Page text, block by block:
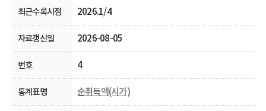
2026.1/4
2026-08-05
4
순취득액(시가)